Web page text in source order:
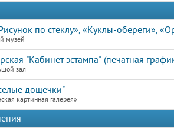
по стеклу», «Куклы-обереги»,
музей
"Кабинет эстампа" (печатная
зал
дощечки"
картинная галерея»